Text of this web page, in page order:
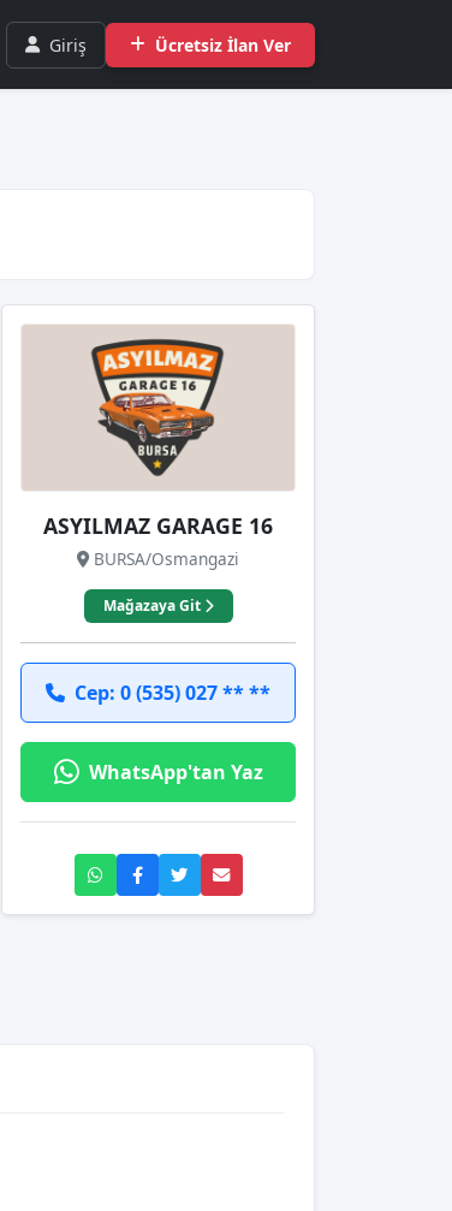
Giriş Ücretsiz İlan Ver
ASYILMAZ GARAGE 16
BURSA/Osmangazi
Mağazaya Git
Cep: 0 (535) 027 ** **
WhatsApp'tan Yaz